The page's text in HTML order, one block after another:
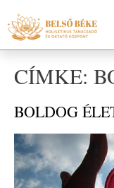
CÍMKE:
BOLDOG